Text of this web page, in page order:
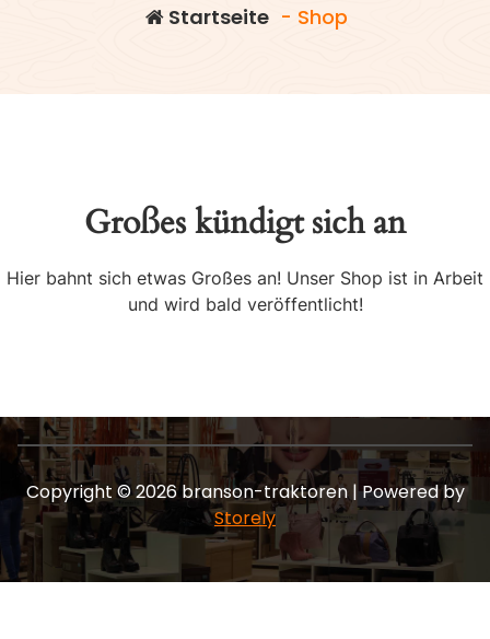
Startseite- Shop
Großes kündigt sich an
Hier bahnt sich etwas Großes an! Unser Shop ist in Arbeit
und wird bald veröffentlicht!
Copyright © 2026 branson-traktoren | Powered by
Storely